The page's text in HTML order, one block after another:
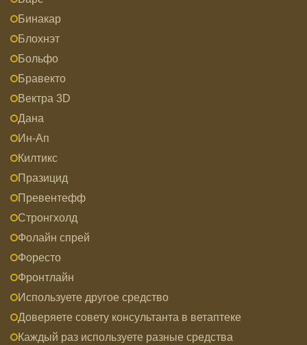
Бинакар
Блохнэт
Больфо
Бравекто
Вектра 3D
Дана
Ин-Ап
Килтикс
Празицид
Превентефф
Стронгхолд
Фолайн спрей
Форесто
Фронтлайн
Используете другое средство
Доверяете совету консультанта в ветаптеке
Каждый раз используете разные средства